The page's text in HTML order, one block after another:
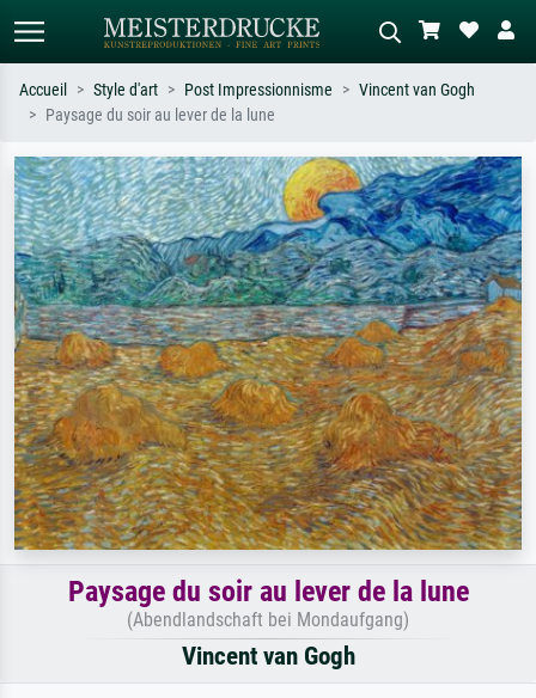
Recherchez par artiste, titre ou style –
ex. Monet, Nuit étoilée,
impressionnisme, vague de Hokusai,
nu.
Décrivez la scène – ex. prairie verte,
abstrait avec beaucoup de rouge,
tableau sombre, nu debout près d'un
arbre.
Accueil Style d'art Post Impressionnisme
Vincent van Gogh
Paysage du soir au lever de la lune
Paysage du soir au lever de la lune
(Abendlandschaft bei Mondaufgang)
Vincent van Gogh